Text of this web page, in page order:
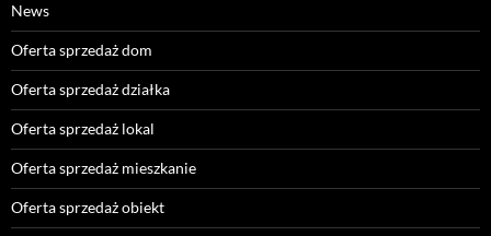
News
Oferta sprzedaż dom
Oferta sprzedaż działka
Oferta sprzedaż lokal
Oferta sprzedaż mieszkanie
Oferta sprzedaż obiekt